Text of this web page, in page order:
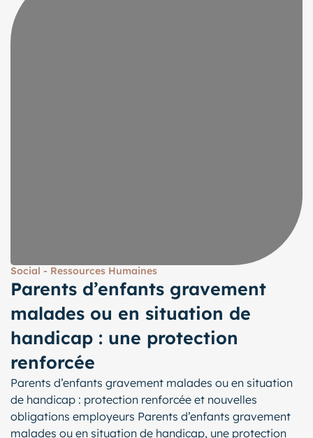
Social - Ressources Humaines
Parents d’enfants gravement
malades ou en situation de
handicap : une protection
renforcée
Parents d’enfants gravement malades ou en situation
de handicap : protection renforcée et nouvelles
obligations employeurs Parents d’enfants gravement
malades ou en situation de handicap, une protection